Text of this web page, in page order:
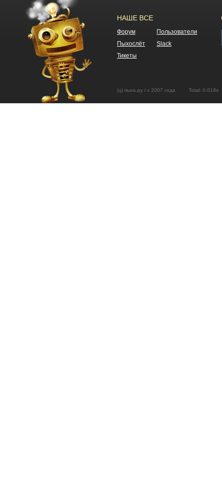
НАШЕ ВСЕ
Форум
Пользователи
Пыхослёт
Slack
Тикеты
(ц) пыха.ру / с 2007 года Total: